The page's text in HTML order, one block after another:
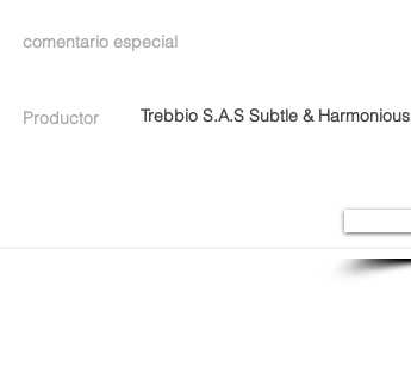
comentario especial
Productor Trebbio S.A.S Subtle & Harmonious